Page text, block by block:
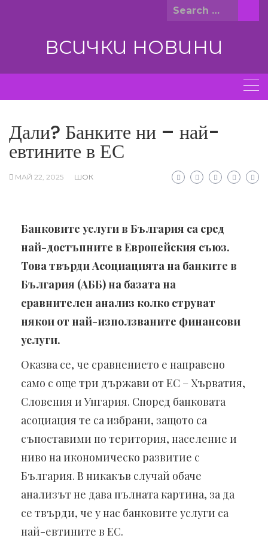
Search
ВСИЧКИ НОВИНИ
Дали? Банките ни – най-
евтините в ЕС
МАЙ 22, 2025 ШОК
Банковите услуги в България са сред
най-достъпните в Европейския съюз.
Това твърди Асоциацията на банките в
България (АББ) на базата на
сравнителен анализ колко струват
някои от най-използваните финансови
услуги.
Оказва се, че сравнението е направено
само с още три държави от ЕС – Хърватия,
Словения и Унгария. Според банковата
асоциация те са избрани, защото са
съпоставими по територия, население и
ниво на икономическо развитие с
България. В никакъв случай обаче
анализът не дава пълната картина, за да
се твърди, че у нас банковите услуги са
най-евтините в ЕС.